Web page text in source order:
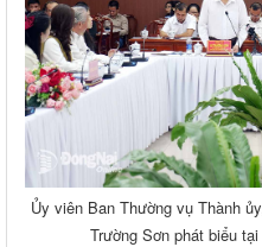
Ủy viên Ban Thường vụ Thành
Trường Sơn phát biểu